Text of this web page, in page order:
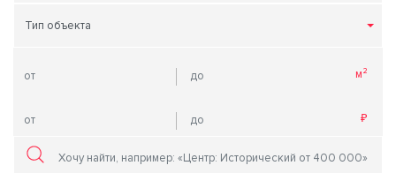
Тип объекта